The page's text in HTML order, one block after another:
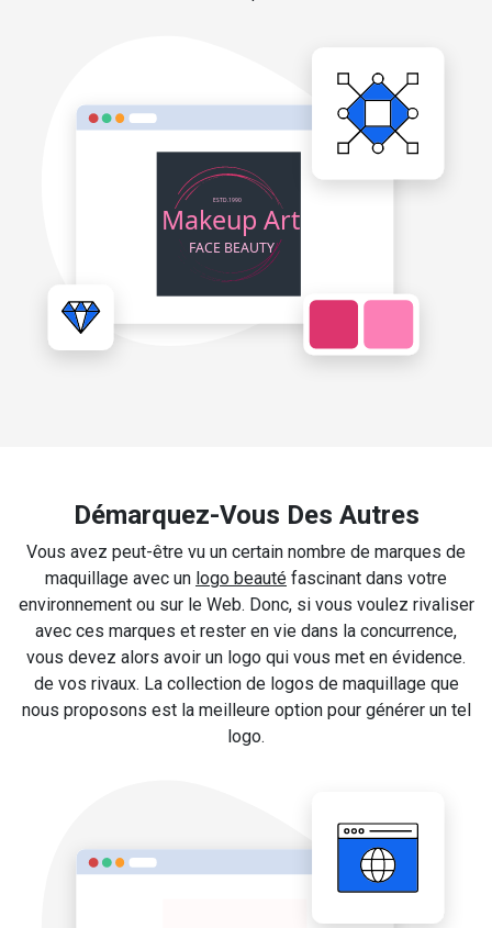
Démarquez-Vous Des Autres
Vous avez peut-être vu un certain nombre de marques de
maquillage avec un logo beauté fascinant dans votre
environnement ou sur le Web. Donc, si vous voulez rivaliser
avec ces marques et rester en vie dans la concurrence,
vous devez alors avoir un logo qui vous met en évidence.
de vos rivaux. La collection de logos de maquillage que
nous proposons est la meilleure option pour générer un tel
logo.